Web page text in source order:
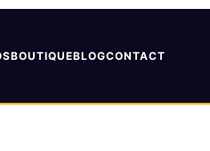
BOUTIQUEBLOGCONTACT